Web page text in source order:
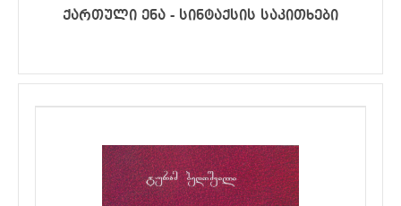
ქართული ენა - სინტაქსის საკითხები